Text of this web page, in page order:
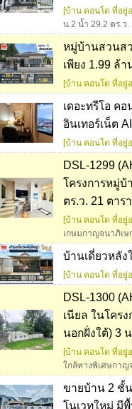
[บ้าน คอนโด ที่อยู่
น 2 น้ำ 29.2 ตร.ว.
หมู่บ้านสวนสว
เพียง 1.99 ล้
[บ้าน คอนโด ที่อยู่
เดอะทรีโอ ค
อินเทอร์เน็ต
[บ้าน คอนโด ที่อยู่
DSL-1299
โครงการหมู่บ้
ตร.ว. 21 ตา
[บ้าน คอนโด ที่อยู่
เกษมกาญจนาภิเษ
บ้านเดี่ยวหลัง
[บ้าน คอนโด ที่อยู่
DSL-1300
เนียล ในโคร
นอกฝั่งใต้) 3
[บ้าน คอนโด ที่อยู่
ใกล้ทางพิเศษกาญ
ขายบ้าน 2 ชั้
โนเวทใหม่ มี